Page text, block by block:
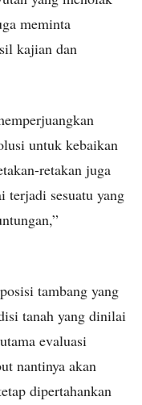
meminta
kajian dan
untuk kebaikan
retakan juga
terjadi sesuatu yang
tambang yang
tanah yang dinilai
evaluasi
nantinya akan
dipertahankan